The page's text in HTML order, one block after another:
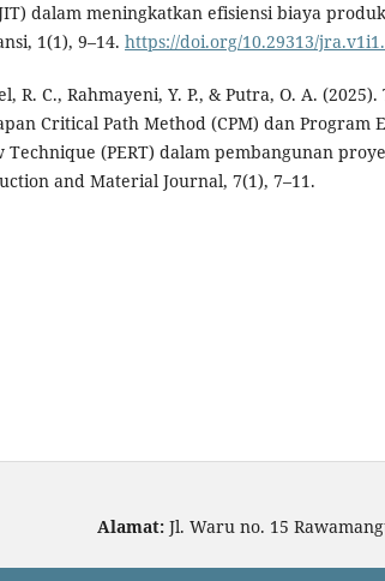
dalam meningkatkan efisiensi biaya
1(1), 9–14. https://doi.org/10.29313/
R. C., Rahmayeni, Y. P., & Putra, O. A.
Critical Path Method (CPM) dan Program
Technique (PERT) dalam pembangunan
and Material Journal, 7(1), 7–11.
Alamat: Jl. Waru no. 15